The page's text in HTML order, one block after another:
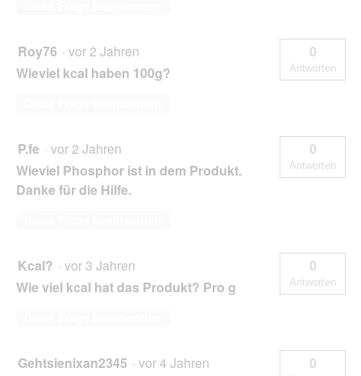
Roy76 · vor 2 Jahren
Wieviel kcal haben 100g?
0
Antworten
P.fe · vor 2 Jahren
Wieviel Phosphor ist in dem Produkt.
Danke für die Hilfe.
0
Antworten
Kcal? · vor 3 Jahren
Wie viel kcal hat das Produkt? Pro g
0
Antworten
Gehtsienixan2345 · vor 4 Jahren
0